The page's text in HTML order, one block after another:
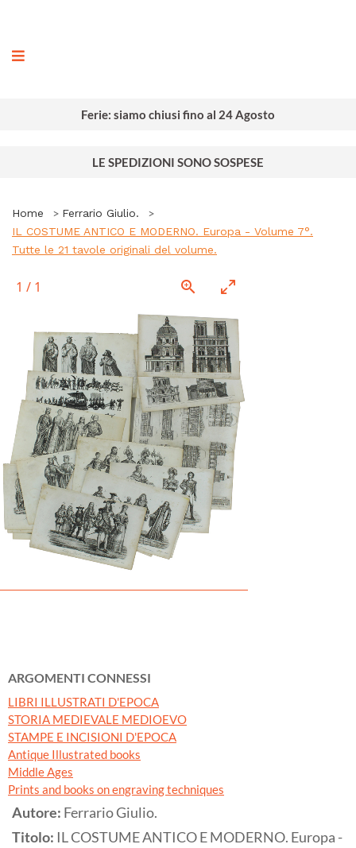
Ferie: siamo chiusi fino al 24 Agosto
LE SPEDIZIONI SONO SOSPESE
Home
Ferrario Giulio.
IL COSTUME ANTICO E MODERNO. Europa - Volume 7°.
Tutte le 21 tavole originali del volume.
1 / 1
ARGOMENTI CONNESSI
LIBRI ILLUSTRATI D'EPOCA
STORIA MEDIEVALE MEDIOEVO
STAMPE E INCISIONI D'EPOCA
Antique Illustrated books
Middle Ages
Prints and books on engraving techniques
Autore: Ferrario Giulio.
Titolo: IL COSTUME ANTICO E MODERNO. Europa -